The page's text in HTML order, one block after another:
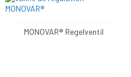
MONOVAR® Regelventil